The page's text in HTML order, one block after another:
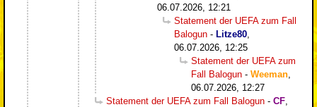
06.07.2026, 12:21
Statement der UEFA zum Fall
Balogun - Litze80
06.07.2026, 12:25
Statement der UEFA zum
Fall Balogun - Weeman
06.07.2026, 12:27
Statement der UEFA zum Fall Balogun - CF